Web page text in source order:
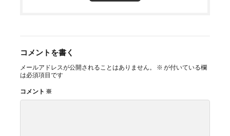
コメントを書く
メールアドレスが公開されることはありません。 ※ が付いている欄
は必須項目です
コメント ※